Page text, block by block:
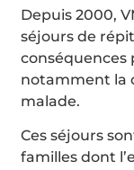
Depuis 2000,
séjours de
conséquences
notamment la
malade.
Ces séjours
familles dont